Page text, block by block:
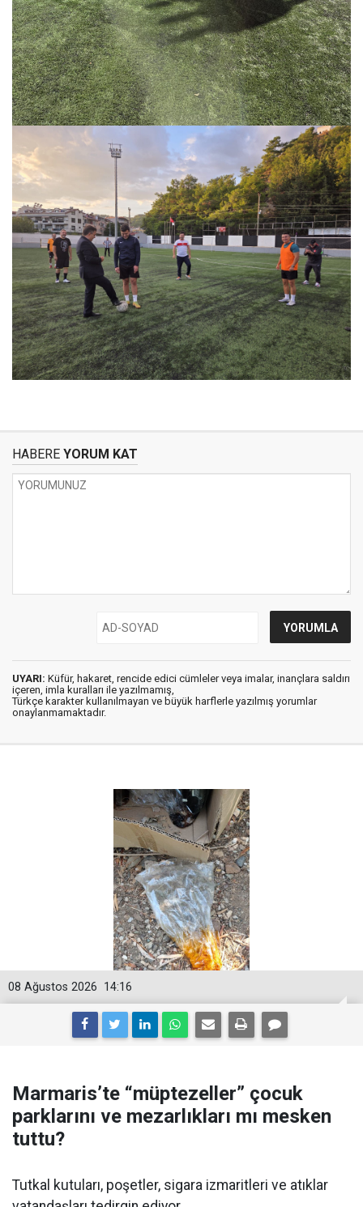
HABERE YORUM KAT
UYARI: Küfür, hakaret, rencide edici cümleler veya imalar, inançlara saldırı
içeren, imla kuralları ile yazılmamış,
Türkçe karakter kullanılmayan ve büyük harflerle yazılmış yorumlar
onaylanmamaktadır.
14:16
08 Ağustos 2026
Marmaris’te “müptezeller” çocuk
parklarını ve mezarlıkları mı mesken
tuttu?
Tutkal kutuları, poşetler, sigara izmaritleri ve atıklar